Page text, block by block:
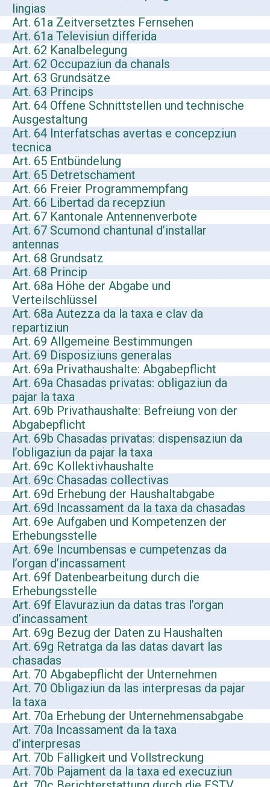
lingias
Art. 61a Zeitversetztes Fernsehen
Art. 61a Televisiun differida
Art. 62 Kanalbelegung
Art. 62 Occupaziun da chanals
Art. 63 Grundsätze
Art. 63 Princips
Art. 64 Offene Schnittstellen und technische
Ausgestaltung
Art. 64 Interfatschas avertas e concepziun
tecnica
Art. 65 Entbündelung
Art. 65 Detretschament
Art. 66 Freier Programmempfang
Art. 66 Libertad da recepziun
Art. 67 Kantonale Antennenverbote
Art. 67 Scumond chantunal d’installar
antennas
Art. 68 Grundsatz
Art. 68 Princip
Art. 68a Höhe der Abgabe und
Verteilschlüssel
Art. 68a Autezza da la taxa e clav da
repartiziun
Art. 69 Allgemeine Bestimmungen
Art. 69 Disposiziuns generalas
Art. 69a Privathaushalte: Abgabepflicht
Art. 69a Chasadas privatas: obligaziun da
pajar la taxa
Art. 69b Privathaushalte: Befreiung von der
Abgabepflicht
Art. 69b Chasadas privatas: dispensaziun da
l’obligaziun da pajar la taxa
Art. 69c Kollektivhaushalte
Art. 69c Chasadas collectivas
Art. 69d Erhebung der Haushaltabgabe
Art. 69d Incassament da la taxa da chasadas
Art. 69e Aufgaben und Kompetenzen der
Erhebungsstelle
Art. 69e Incumbensas e cumpetenzas da
l’organ d’incassament
Art. 69f Datenbearbeitung durch die
Erhebungsstelle
Art. 69f Elavuraziun da datas tras l’organ
d’incassament
Art. 69g Bezug der Daten zu Haushalten
Art. 69g Retratga da las datas davart las
chasadas
Art. 70 Abgabepflicht der Unternehmen
Art. 70 Obligaziun da las interpresas da pajar
la taxa
Art. 70a Erhebung der Unternehmensabgabe
Art. 70a Incassament da la taxa
d’interpresas
Art. 70b Fälligkeit und Vollstreckung
Art. 70b Pajament da la taxa ed execuziun